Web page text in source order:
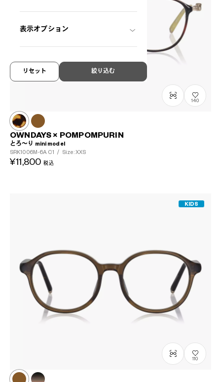
表示オプション
絞り込む
リセット
140
OWNDAYS × POMPOMPURIN
とろ～り mini model
SRK1006M-6A C1 / Size: XXS
¥11,800 税込
KIDS
110